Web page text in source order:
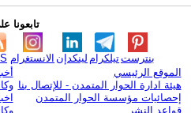
تابعونا
الانستغرام لينكدإن تيلكرامبنترست
الموقع الرئيسي
هيئة ادارة الحوار المتمدن - للإتصال بنا
إحصائيات مؤسسة الحوار المتمدن
قواعد النشر